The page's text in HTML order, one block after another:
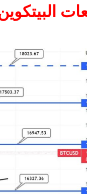
البيتكوين الآن